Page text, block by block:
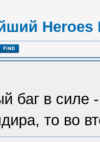
Heroes
баг в силе
то во